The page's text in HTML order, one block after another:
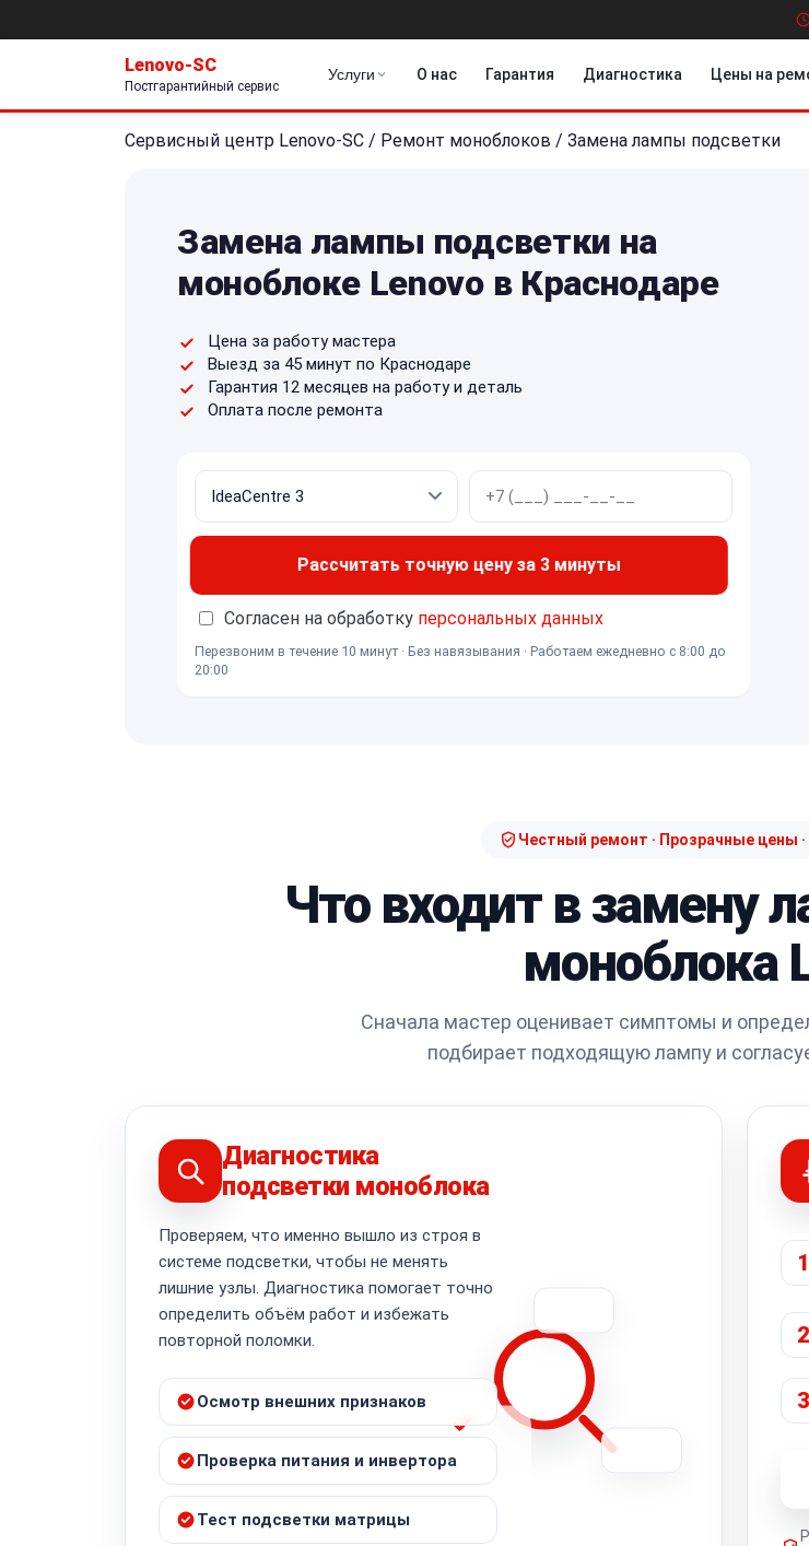
Lenovo-SC
Постгарантийный сервис
Услуги О нас Гарантия Диагностика Цены на
Сервисный центр Lenovo-SC / Ремонт моноблоков / Замена лампы подсветки
Замена лампы подсветки на
моноблоке Lenovo в Краснодаре
Цена за работу мастера
Выезд за 45 минут по Краснодаре
Гарантия 12 месяцев на работу и деталь
Оплата после ремонта
Рассчитать точную цену за 3 минуты
Согласен на обработку персональных данных
Перезвоним в течение 10 минут · Без навязывания · Работаем ежедневно с 8:00 до
20:00
Честный ремонт · Прозрачные цены ·
Что входит в замену
моноблока
Сначала мастер оценивает симптомы и
подбирает подходящую лампу и
Диагностика
подсветки моноблока
Проверяем, что именно вышло из строя в
системе подсветки, чтобы не менять
лишние узлы. Диагностика помогает точно
определить объём работ и избежать
повторной поломки.
Осмотр внешних признаков
Проверка питания и инвертора
Тест подсветки матрицы
1
2
3